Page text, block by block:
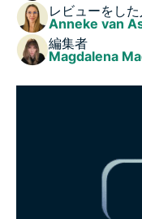
TikTok詐欺の種類
TikTokで詐欺を避け
FAQ：TikTok詐欺
レビューをした
Anneke van
編集者
Magdalena